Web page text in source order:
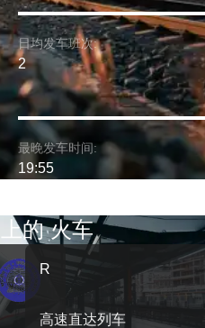
日均发车班次:
2
最晚发车时间:
19:55
的 火车
R
高速直达列车